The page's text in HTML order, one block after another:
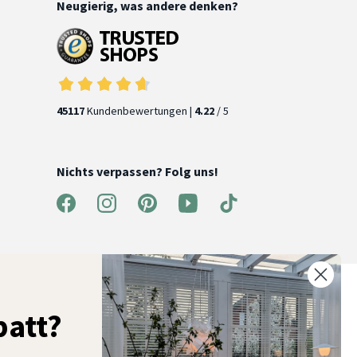
Neugierig, was andere denken?
45117Kundenbewertungen | 4.22 / 5
Nichts verpassen? Folg uns!
Rabatt auf deine erste Bestellung
dich für unseren Newsletter an und entdecke neue
Angebote und Wohnideen als Erstes